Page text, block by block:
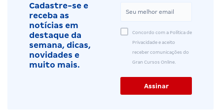
Cadastre-se e
receba as
notícias em
destaque da
semana, dicas,
novidades e
muito mais.
Concordo com a Política de
Privacidade e aceito
receber comunicações do
Gran Cursos Online.